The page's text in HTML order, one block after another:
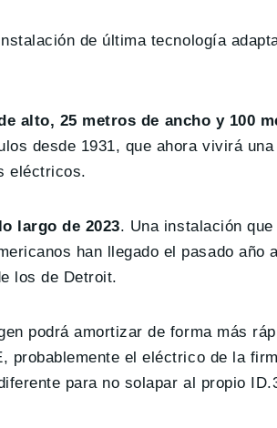
de última tecnología
alto, 25 metros de ancho y 100
desde 1931, que ahora vivirá
eléctricos.
largo de 2023. Una instalación
han llegado el pasado año
los de Detroit.
podrá amortizar de forma más
probablemente el eléctrico de la
para no solapar al propio